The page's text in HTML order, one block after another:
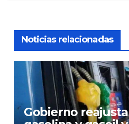
Noticias relacionadas
Gobierno